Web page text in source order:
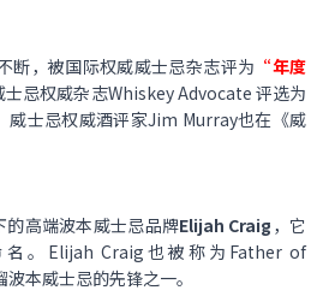
断，被国际权威威士忌杂志评为 “年度
士忌权威杂志Whiskey Advocate 评选为
威士忌权威酒评家Jim Murray也在《威
高端波本威士忌品牌Elijah Craig ，它
。Elijah Craig也被称为Father of
本威士忌的先锋之一。